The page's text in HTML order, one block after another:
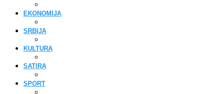
EKONOMIJA
SRBIJA
KULTURA
SATIRA
SPORT